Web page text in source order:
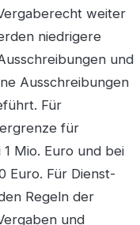
weiter
niedrigere
und
Ausschreibungen
Für
für
Mio. Euro und bei
Euro. Für Dienst-
Regeln der
und